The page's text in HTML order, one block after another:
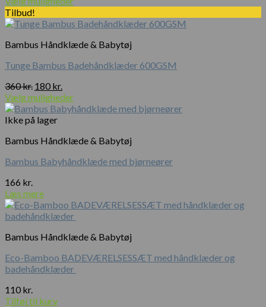
pris
var:
er:
Tilbud!
Bambus Håndklæde & Babytøj
Tunge Bambus Badehåndklæder 600GSM
360kr. Den
oprindelige
pris
var:
180 kr.
aktuelle
pris
Vælg muligheder
Ikke på lager
Bambus Håndklæde & Babytøj
Bambus Babyhåndklæde med bjørneører
166 kr.
Læs mere
Bambus Håndklæde & Babytøj
Eco-Bamboo BADEVÆRELSESSÆT med håndklæder og
badehåndklæder
110 kr.
Tilføj til kurv